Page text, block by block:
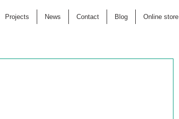
Projects News Contact Blog Online store